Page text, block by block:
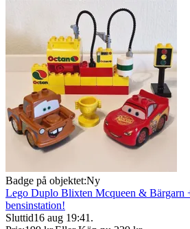
Badge på objektet:Ny
Lego Duplo Blixten Mcqueen & Bärgarn
bensinstation!
Sluttid16 aug 19:41 .